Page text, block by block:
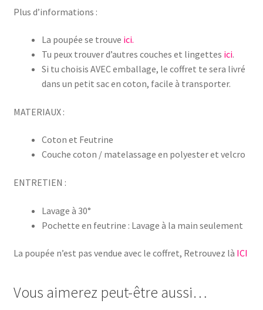
Plus d’informations :
La poupée se trouve ici.
Tu peux trouver d’autres couches et lingettes ici.
Si tu choisis AVEC emballage, le coffret te sera livré
dans un petit sac en coton, facile à transporter.
MATERIAUX :
Coton et Feutrine
Couche coton / matelassage en polyester et velcro
ENTRETIEN :
Lavage à 30°
Pochette en feutrine : Lavage à la main seulement
La poupée n’est pas vendue avec le coffret, Retrouvez là ICI
Vous aimerez peut-être aussi…